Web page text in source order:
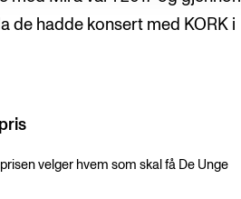
de hadde konsert med KORK i
velger hvem som skal få De Unge